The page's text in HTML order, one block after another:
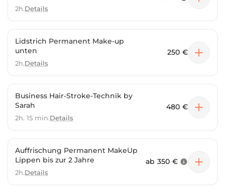
Aufwand
2h.Details
Lidstrich Permanent Make-up
unten
2h.Details
250 €
Business Hair-Stroke-Technik by
Sarah
2h. 15 min.Details
480 €
Auffrischung Permanent MakeUp
Lippen bis zur 2 Jahre
2h.Details
ab 350 €